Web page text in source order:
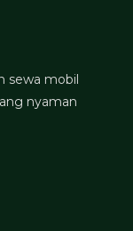
sewa mobil
nyaman